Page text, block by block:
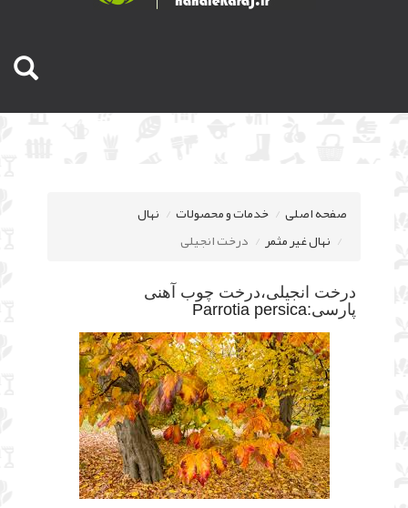
صفحه اصلی خدمات و محصولات
نهال
نهال غیر مثمر
درخت انجیلی
درخت انجیلی،درخت چوب آهنی
پارسی:Parrotia persica